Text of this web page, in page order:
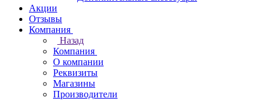
Акции
Отзывы
Компания
Назад
Компания
О компании
Реквизиты
Магазины
Производители